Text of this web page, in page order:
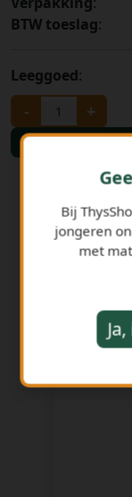
BTW toeslag:
Leeggoed:
- +
Bij
jongeren
met